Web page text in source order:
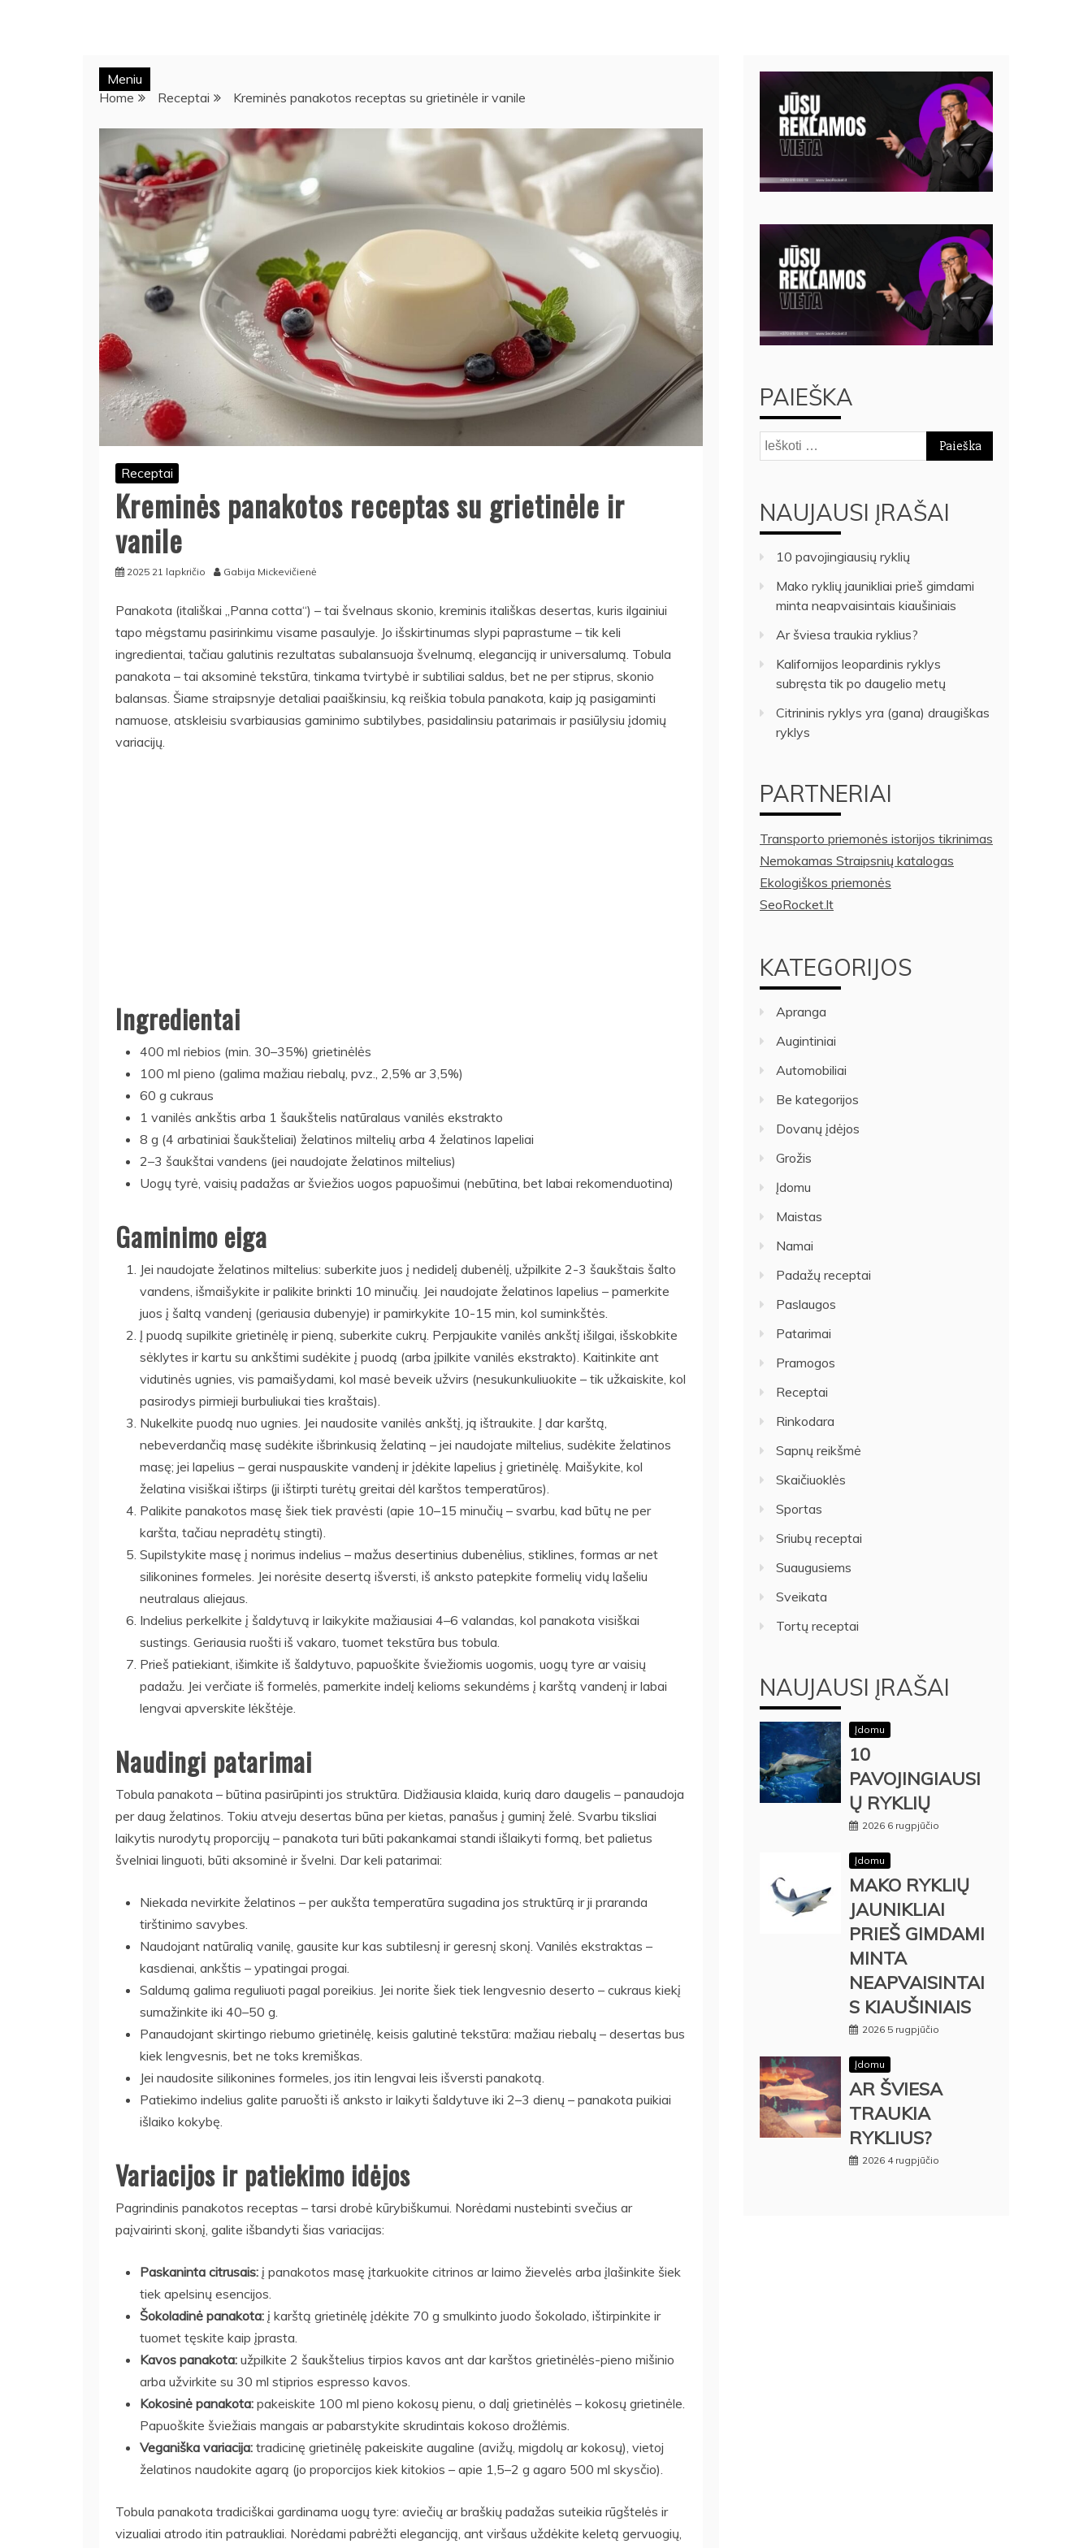
Meniu
Home
Receptai Kreminės panakotos receptas su grietinėle ir vanile
Receptai
Kreminės panakotos receptas su grietinėle ir
vanile
2025 21 lapkričio Gabija Mickevičienė
Panakota (itališkai „Panna cotta“) – tai švelnaus skonio, kreminis itališkas desertas, kuris ilgainiui
tapo mėgstamu pasirinkimu visame pasaulyje. Jo išskirtinumas slypi paprastume – tik keli
ingredientai, tačiau galutinis rezultatas subalansuoja švelnumą, eleganciją ir universalumą. Tobula
panakota – tai aksominė tekstūra, tinkama tvirtybė ir subtiliai saldus, bet ne per stiprus, skonio
balansas. Šiame straipsnyje detaliai paaiškinsiu, ką reiškia tobula panakota, kaip ją pasigaminti
namuose, atskleisiu svarbiausias gaminimo subtilybes, pasidalinsiu patarimais ir pasiūlysiu įdomių
variacijų.
Ingredientai
400 ml riebios (min. 30–35%) grietinėlės
100 ml pieno (galima mažiau riebalų, pvz., 2,5% ar 3,5%)
60 g cukraus
1 vanilės ankštis arba 1 šaukštelis natūralaus vanilės ekstrakto
8 g (4 arbatiniai šaukšteliai) želatinos miltelių arba 4 želatinos lapeliai
2–3 šaukštai vandens (jei naudojate želatinos miltelius)
Uogų tyrė, vaisių padažas ar šviežios uogos papuošimui (nebūtina, bet labai rekomenduotina)
Gaminimo eiga
Jei naudojate želatinos miltelius: suberkite juos į nedidelį dubenėlį, užpilkite 2-3 šaukštais šalto
vandens, išmaišykite ir palikite brinkti 10 minučių. Jei naudojate želatinos lapelius – pamerkite
juos į šaltą vandenį (geriausia dubenyje) ir pamirkykite 10-15 min, kol suminkštės.
Į puodą supilkite grietinėlę ir pieną, suberkite cukrų. Perpjaukite vanilės ankštį išilgai, išskobkite
sėklytes ir kartu su ankštimi sudėkite į puodą (arba įpilkite vanilės ekstrakto). Kaitinkite ant
vidutinės ugnies, vis pamaišydami, kol masė beveik užvirs (nesukunkuliuokite – tik užkaiskite, kol
pasirodys pirmieji burbuliukai ties kraštais).
Nukelkite puodą nuo ugnies. Jei naudosite vanilės ankštį, ją ištraukite. Į dar karštą,
nebeverdančią masę sudėkite išbrinkusią želatiną – jei naudojate miltelius, sudėkite želatinos
masę; jei lapelius – gerai nuspauskite vandenį ir įdėkite lapelius į grietinėlę. Maišykite, kol
želatina visiškai ištirps (ji ištirpti turėtų greitai dėl karštos temperatūros).
Palikite panakotos masę šiek tiek pravėsti (apie 10–15 minučių – svarbu, kad būtų ne per
karšta, tačiau nepradėtų stingti).
Supilstykite masę į norimus indelius – mažus desertinius dubenėlius, stiklines, formas ar net
silikonines formeles. Jei norėsite desertą išversti, iš anksto patepkite formelių vidų lašeliu
neutralaus aliejaus.
Indelius perkelkite į šaldytuvą ir laikykite mažiausiai 4–6 valandas, kol panakota visiškai
sustings. Geriausia ruošti iš vakaro, tuomet tekstūra bus tobula.
Prieš patiekiant, išimkite iš šaldytuvo, papuoškite šviežiomis uogomis, uogų tyre ar vaisių
padažu. Jei verčiate iš formelės, pamerkite indelį kelioms sekundėms į karštą vandenį ir labai
lengvai apverskite lėkštėje.
Naudingi patarimai
Tobula panakota – būtina pasirūpinti jos struktūra. Didžiausia klaida, kurią daro daugelis – panaudoja
per daug želatinos. Tokiu atveju desertas būna per kietas, panašus į guminį želė. Svarbu tiksliai
laikytis nurodytų proporcijų – panakota turi būti pakankamai standi išlaikyti formą, bet palietus
švelniai linguoti, būti aksominė ir švelni. Dar keli patarimai:
Niekada nevirkite želatinos – per aukšta temperatūra sugadina jos struktūrą ir ji praranda
tirštinimo savybes.
Naudojant natūralią vanilę, gausite kur kas subtilesnį ir geresnį skonį. Vanilės ekstraktas –
kasdienai, ankštis – ypatingai progai.
Saldumą galima reguliuoti pagal poreikius. Jei norite šiek tiek lengvesnio deserto – cukraus kiekį
sumažinkite iki 40–50 g.
Panaudojant skirtingo riebumo grietinėlę, keisis galutinė tekstūra: mažiau riebalų – desertas bus
kiek lengvesnis, bet ne toks kremiškas.
Jei naudosite silikonines formeles, jos itin lengvai leis išversti panakotą.
Patiekimo indelius galite paruošti iš anksto ir laikyti šaldytuve iki 2–3 dienų – panakota puikiai
išlaiko kokybę.
Variacijos ir patiekimo idėjos
Pagrindinis panakotos receptas – tarsi drobė kūrybiškumui. Norėdami nustebinti svečius ar
paįvairinti skonį, galite išbandyti šias variacijas:
Paskaninta citrusais: į panakotos masę įtarkuokite citrinos ar laimo žievelės arba įlašinkite šiek
tiek apelsinų esencijos.
Šokoladinė panakota: į karštą grietinėlę įdėkite 70 g smulkinto juodo šokolado, ištirpinkite ir
tuomet tęskite kaip įprasta.
Kavos panakota: užpilkite 2 šaukštelius tirpios kavos ant dar karštos grietinėlės-pieno mišinio
arba užvirkite su 30 ml stiprios espresso kavos.
Kokosinė panakota: pakeiskite 100 ml pieno kokosų pienu, o dalį grietinėlės – kokosų grietinėle.
Papuoškite šviežiais mangais ar pabarstykite skrudintais kokoso drožlėmis.
Veganiška variacija: tradicinę grietinėlę pakeiskite augaline (avižų, migdolų ar kokosų), vietoj
želatinos naudokite agarą (jo proporcijos kiek kitokios – apie 1,5–2 g agaro 500 ml skysčio).
Tobula panakota tradiciškai gardinama uogų tyre: aviečių ar braškių padažas suteikia rūgštelės ir
vizualiai atrodo itin patraukliai. Norėdami pabrėžti eleganciją, ant viršaus uždėkite keletą gervuogių,
PAIEŠKA
Ieškoti:
NAUJAUSI ĮRAŠAI
10 pavojingiausių ryklių
Mako ryklių jaunikliai prieš gimdami
minta neapvaisintais kiaušiniais
Ar šviesa traukia ryklius?
Kalifornijos leopardinis ryklys
subręsta tik po daugelio metų
Citrininis ryklys yra (gana) draugiškas
ryklys
PARTNERIAI
Transporto priemonės istorijos tikrinimas
Nemokamas Straipsnių katalogas
Ekologiškos priemonės
SeoRocket.lt
KATEGORIJOS
Apranga
Augintiniai
Automobiliai
Be kategorijos
Dovanų įdėjos
Grožis
Įdomu
Maistas
Namai
Padažų receptai
Paslaugos
Patarimai
Pramogos
Receptai
Rinkodara
Sapnų reikšmė
Skaičiuoklės
Sportas
Sriubų receptai
Suaugusiems
Sveikata
Tortų receptai
NAUJAUSI ĮRAŠAI
Įdomu
10
PAVOJINGIAUSI
Ų RYKLIŲ
2026 6 rugpjūčio
Įdomu
MAKO RYKLIŲ
JAUNIKLIAI
PRIEŠ GIMDAMI
MINTA
NEAPVAISINTAI
S KIAUŠINIAIS
2026 5 rugpjūčio
Įdomu
AR ŠVIESA
TRAUKIA
RYKLIUS?
2026 4 rugpjūčio